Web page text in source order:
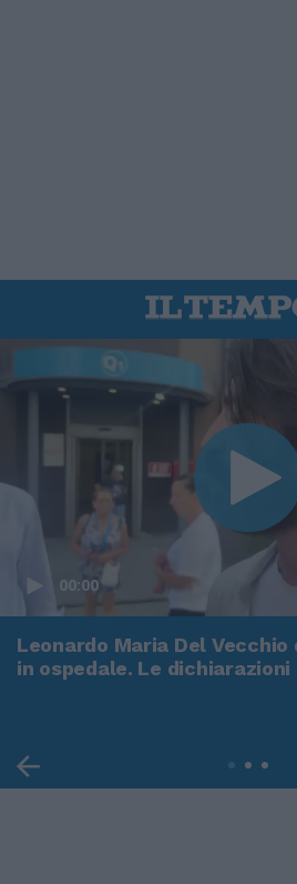
00:00
Leonardo Maria Del
in ospedale. Le